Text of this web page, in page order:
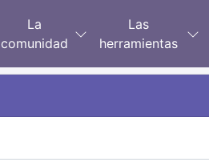
La
comunidad
Las
herramientas